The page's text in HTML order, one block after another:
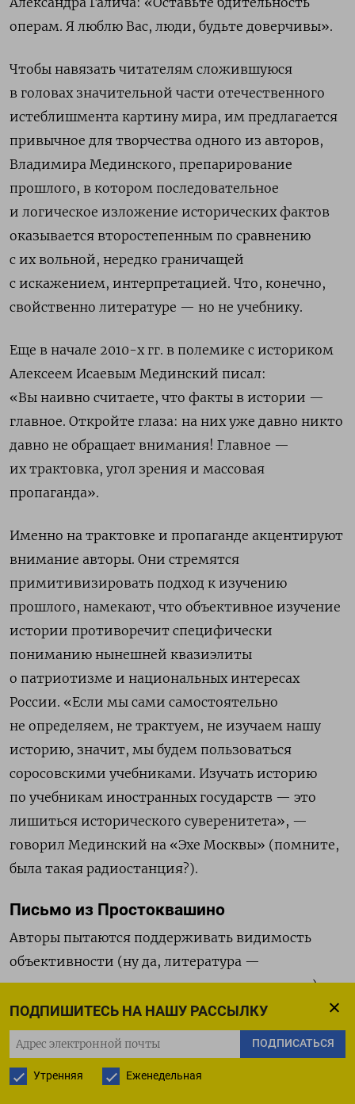
ПОДПИШИТЕСЬ НА НАШУ РАССЫЛКУ
ПОДПИСАТЬСЯ
Утренняя Еженедельная
операм. Я люблю Вас, люди, будьте доверчивы».
Чтобы навязать читателям сложившуюся
в головах значительной части отечественного
истеблишмента картину мира, им предлагается
привычное для творчества одного из авторов,
Владимира Мединского, препарирование
прошлого, в котором последовательное
и логическое изложение исторических фактов
оказывается второстепенным по сравнению
с их вольной, нередко граничащей
с искажением, интерпретацией. Что, конечно,
свойственно литературе — но не учебнику.
Еще в начале 2010-х гг. в полемике с историком
Алексеем Исаевым Мединский писал:
«Вы наивно считаете, что факты в истории —
главное. Откройте глаза: на них уже давно никто
давно не обращает внимания! Главное —
их трактовка, угол зрения и массовая
пропаганда».
Именно на трактовке и пропаганде акцентируют
внимание авторы. Они стремятся
примитивизировать подход к изучению
прошлого, намекают, что объективное изучение
истории противоречит специфически
пониманию нынешней квазиэлиты
о патриотизме и национальных интересах
России. «Если мы сами самостоятельно
не определяем, не трактуем, не изучаем нашу
историю, значит, мы будем пользоваться
соросовскими учебниками. Изучать историю
по учебникам иностранных государств — это
лишиться исторического суверенитета», —
говорил Мединский на «Эхе Москвы» (помните,
была такая радиостанция?).
Письмо из Простоквашино
Авторы пытаются поддерживать видимость
объективности (ну да, литература —
но не художественная, а научно-популярная)
и местами дают возможность высказаться
представителям разных точек зрения, однако
стремление продемонстрировать разные
взгляды на ключевые эпизоды и исторические